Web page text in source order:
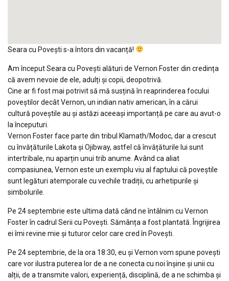
Seara cu Povești s-a întors din vacanță!
Am început Seara cu Povești alături de Vernon Foster din credința
că avem nevoie de ele, adulți și copii, deopotrivă.
Cine ar fi fost mai potrivit să mă susțină în reaprinderea focului
poveștilor decât Vernon, un indian nativ american, în a cărui
cultură poveștile au și astăzi aceeași importanță pe care au avut-o
la începuturi.
Vernon Foster face parte din tribul Klamath/Modoc, dar a crescut
cu învățăturile Lakota și Ojibway, astfel că învățăturile lui sunt
intertribale, nu aparțin unui trib anume. Având ca aliat
compasiunea, Vernon este un exemplu viu al faptului că poveștile
sunt legături atemporale cu vechile tradiții, cu arhetipurile și
simbolurile.
Pe 24 septembrie este ultima dată când ne întâlnim cu Vernon
Foster în cadrul Serii cu Povești. Sămânța a fost plantată. Îngrijirea
ei îmi revine mie și tuturor celor care cred în Povești.
Pe 24 septembrie, de la ora 18:30, eu și Vernon vom spune povești
care vor ilustra puterea lor de a ne conecta cu noi înșine și unii cu
alții, de a transmite valori, experiență, disciplină, de a ne schimba și